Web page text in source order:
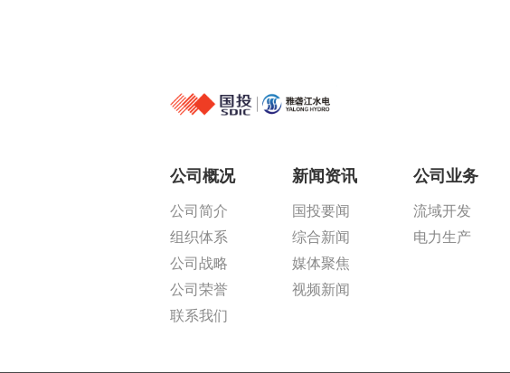
公司概况
公司简介
组织体系
公司战略
公司荣誉
联系我们
新闻资讯
国投要闻
综合新闻
媒体聚焦
视频新闻
公司业务
流域开发
电力生产